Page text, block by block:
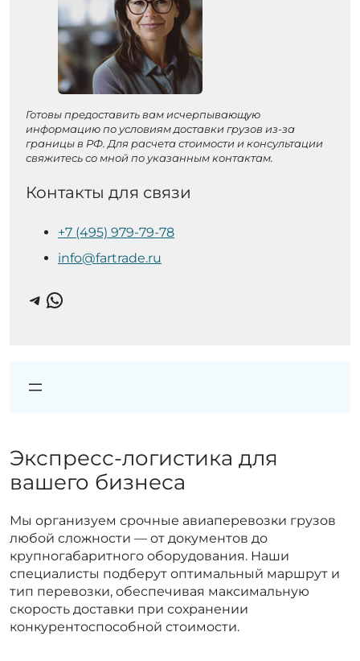
Готовы предоставить вам исчерпывающую
информацию по условиям доставки грузов из-за
границы в РФ. Для расчета стоимости и консультации
свяжитесь со мной по указанным контактам.
Контакты для связи
+7 (495) 979-79-78
info@fartrade.ru
Telegram WhatsApp
Экспресс-логистика для
вашего бизнеса
Мы организуем срочные авиаперевозки грузов
любой сложности — от документов до
крупногабаритного оборудования. Наши
специалисты подберут оптимальный маршрут и
тип перевозки, обеспечивая максимальную
скорость доставки при сохранении
конкурентоспособной стоимости.